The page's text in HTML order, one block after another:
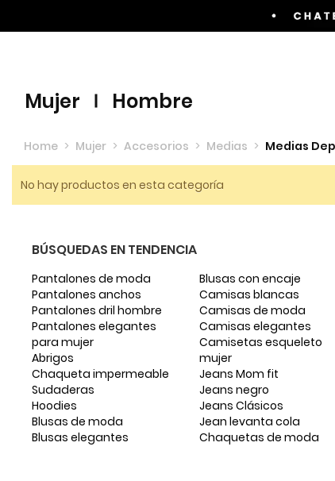
mujer hombre
Home > Mujer > Accesorios > Medias > Medias
No hay productos en esta categoría
BÚSQUEDAS EN TENDENCIA
Pantalones de moda
Pantalones anchos
Pantalones dril hombre
Pantalones elegantes
para mujer
Abrigos
Chaqueta impermeable
Sudaderas
Hoodies
Blusas de moda
Blusas elegantes
Blusas con encaje
Camisas blancas
Camisas de moda
Camisas elegantes
Camisetas esqueleto
mujer
Jeans Mom fit
Jeans negro
Jeans Clásicos
Jean levanta cola
Chaquetas de moda